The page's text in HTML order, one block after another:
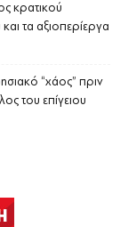
κρατικού
τα αξιοπερίεργα
“χάος” πριν
του επίγειου